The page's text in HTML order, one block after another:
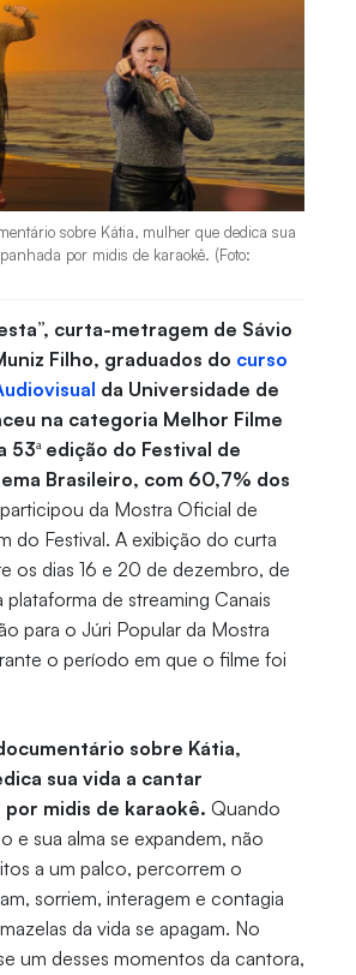
sobre Kátia, mulher que dedica sua
por midis de karaokê. (Foto:
curta-metragem de Sávio
Filho, graduados do curso
da Universidade de
na categoria Melhor Filme
53ª edição do Festival de
Brasileiro, com 60,7% dos
da Mostra Oficial de
do Festival. A exibição do curta
os dias 16 e 20 de dezembro, de
plataforma de streaming Canais
para o Júri Popular da Mostra
o período em que o filme foi
sobre Kátia,
sua vida a cantar
por midis de karaokê. Quando
e sua alma se expandem, não
a um palco, percorrem o
sorriem, interagem e contagia
da vida se apagam. No
um desses momentos da cantora,